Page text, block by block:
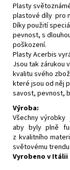
Plasty
plastové díly pro
Díky použití
pevnost, s
poškození.
Plasty Acerbis
Jsou tak zárukou
kvalitu svého
které jsou od něj
savost, pevnost,
Výroba:
Všechny výrobky
aby byly plně
z kvalitního
světovému trendu.
Vyrobeno v Itálii